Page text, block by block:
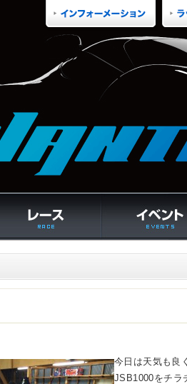
今日は天気も良
JSB1000をチラ